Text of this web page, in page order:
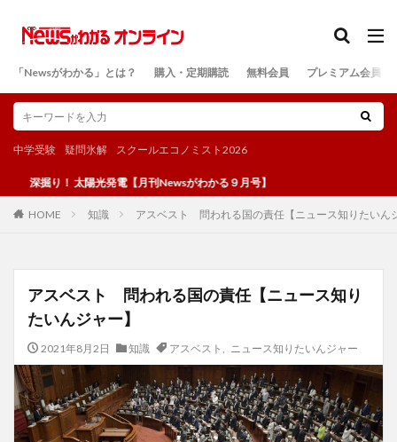
「Newsがわかる」とは？ 購入・定期購読 無料会員 プレミアム会員
中学受験 疑問氷解 スクールエコノミスト2026
！ 太陽光発電【月刊Newsがわかる９月号】
HOME 知識 アスベスト 問われる国の責任【ニュース知りたいん
アスベスト 問われる国の責任【ニュース知り
たいんジャー】
2021年8月2日 知識 アスベスト ニュース知りたいんジャー
検索